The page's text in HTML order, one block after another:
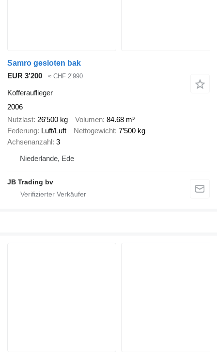
Samro gesloten bak
EUR 3’200
≈ CHF 2’990
Kofferauflieger
2006
Nutzlast 26’500 kg Volumen 84.68 m³
Federung Luft/Luft Nettogewicht 7’500 kg
Achsenanzahl 3
Niederlande, Ede
JB Trading bv